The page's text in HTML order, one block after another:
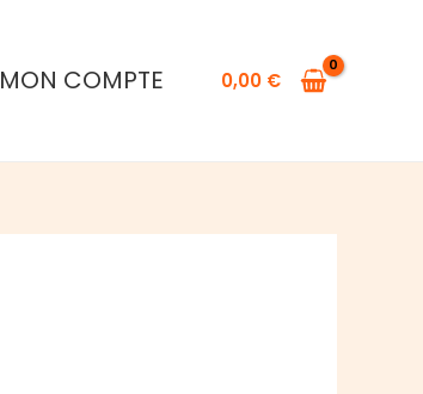
MON COMPTE 0,00 €